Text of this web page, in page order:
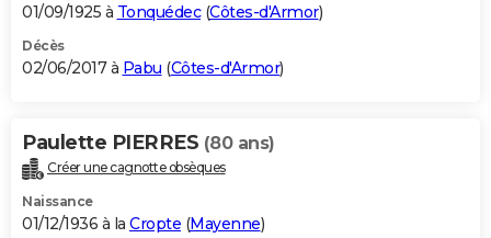
01/09/1925 à Tonquédec(Côtes-d'Armor)
Décès
02/06/2017 à Pabu (Côtes-d'Armor)
Paulette PIERRES (80 ans)
Créer une cagnotte obsèques
Naissance
01/12/1936 à la Cropte (Mayenne)